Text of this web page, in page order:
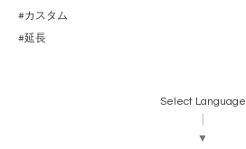
#カスタム
#延長
Select Language
▼